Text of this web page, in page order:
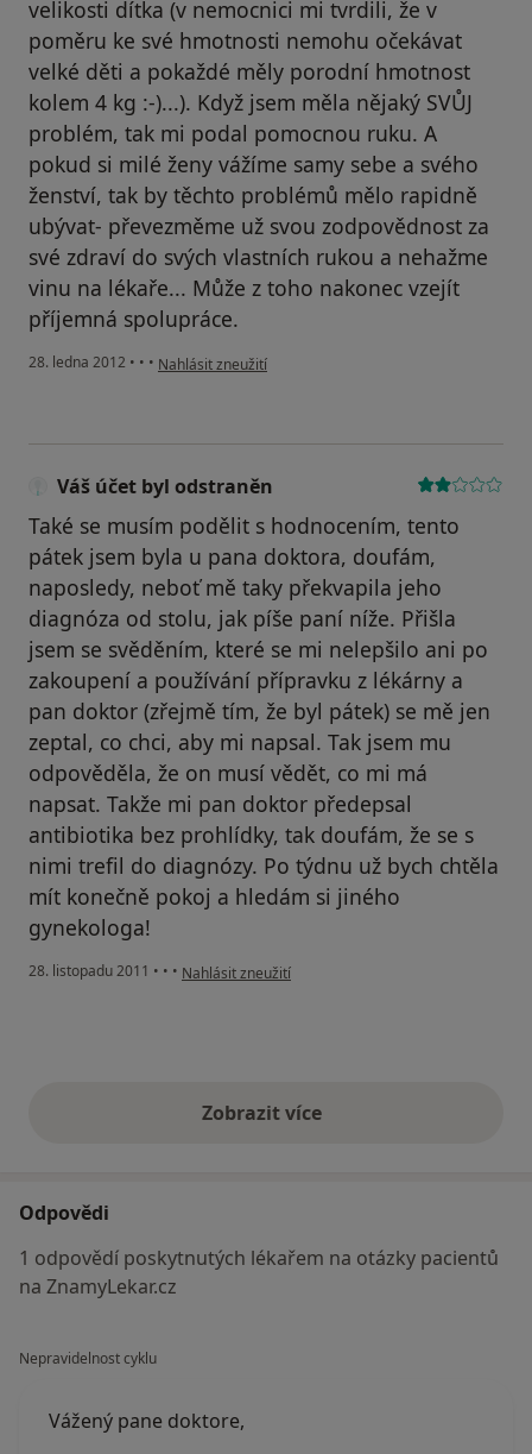
velikosti dítka (v nemocnici mi tvrdili, že v
poměru ke své hmotnosti nemohu očekávat
velké děti a pokaždé měly porodní hmotnost
kolem 4 kg :-)...). Když jsem měla nějaký SVŮJ
problém, tak mi podal pomocnou ruku. A
pokud si milé ženy vážíme samy sebe a svého
ženství, tak by těchto problémů mělo rapidně
ubývat- převezměme už svou zodpovědnost za
své zdraví do svých vlastních rukou a nehažme
vinu na lékaře... Může z toho nakonec vzejít
příjemná spolupráce.
28. ledna 2012 • • • podle názoru uživatele Váš účet byl odstraněn
Nahlásit zneužití
Váš účet byl odstraněn
Také se musím podělit s hodnocením, tento
pátek jsem byla u pana doktora, doufám,
naposledy, neboť mě taky překvapila jeho
diagnóza od stolu, jak píše paní níže. Přišla
jsem se svěděním, které se mi nelepšilo ani po
zakoupení a používání přípravku z lékárny a
pan doktor (zřejmě tím, že byl pátek) se mě jen
zeptal, co chci, aby mi napsal. Tak jsem mu
odpověděla, že on musí vědět, co mi má
napsat. Takže mi pan doktor předepsal
antibiotika bez prohlídky, tak doufám, že se s
nimi trefil do diagnózy. Po týdnu už bych chtěla
mít konečně pokoj a hledám si jiného
gynekologa!
28. listopadu 2011 • • • podle názoru uživatele Váš účet byl odstraněn
Nahlásit zneužití
Zobrazit vícevýše uvedené názory
Odpovědi
1 odpovědí poskytnutých lékařem na otázky pacientů
na ZnamyLekar.cz
Nepravidelnost cyklu
Vážený pane doktore,